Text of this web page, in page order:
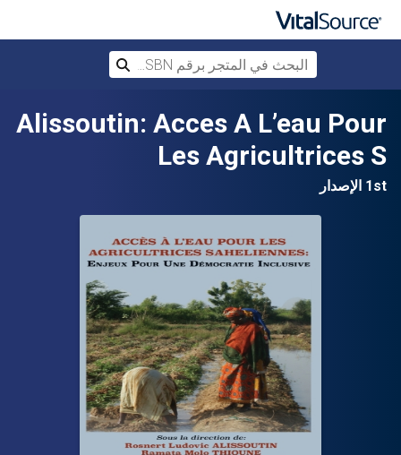
تخطي إلى المحتوى الرئيسي
Alissoutin: Acces A L’eau Pour
Les Agricultrices S
1st الإصدار